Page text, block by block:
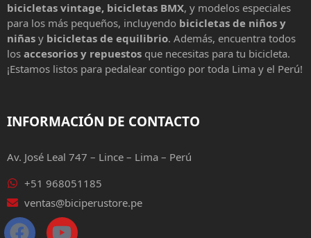
bicicletas vintage, bicicletas BMX, y modelos especiales
para los más pequeños, incluyendo bicicletas de niños y
niñas y bicicletas de equilibrio. Además, encuentra todos
los accesorios y repuestos que necesitas para tu bicicleta.
¡Estamos listos para pedalear contigo por toda Lima y el Perú!
INFORMACIÓN DE CONTACTO
Av. José Leal 747 – Lince – Lima – Perú
+51 968051185
ventas@biciperustore.pe